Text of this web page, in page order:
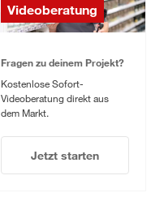
Videoberatung
Fragen zu deinem Projekt?
Kostenlose Sofort-
Videoberatung direkt aus
dem Markt.
Jetzt starten